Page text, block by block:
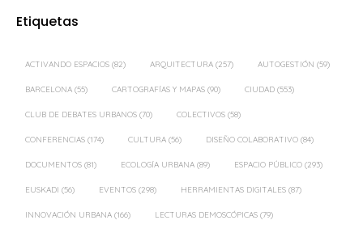
Etiquetas
ACTIVANDO ESPACIOS (82) ARQUITECTURA (257) AUTOGESTIÓN (59)
BARCELONA (55) CARTOGRAFÍAS Y MAPAS (90) CIUDAD (553)
CLUB DE DEBATES URBANOS (70) COLECTIVOS (58)
CONFERENCIAS (174) CULTURA (56) DISEÑO COLABORATIVO (84)
DOCUMENTOS (81) ECOLOGÍA URBANA (89) ESPACIO PÚBLICO (293)
EUSKADI (56) EVENTOS (298) HERRAMIENTAS DIGITALES (87)
INNOVACIÓN URBANA (166) LECTURAS DEMOSCÓPICAS (79)